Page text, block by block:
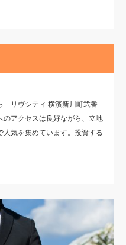
リヴシティ 横濱新川町弐番
のアクセスは良好ながら、立地
気を集めています。投資する